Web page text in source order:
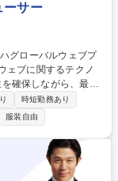
ーサー
確保しながら、最新
ェブサイトを改善・
リード◎既存ITシス
の関係者との交渉や
、AWS、CDN
製品 募集職種
時短勤務あり
服装自由